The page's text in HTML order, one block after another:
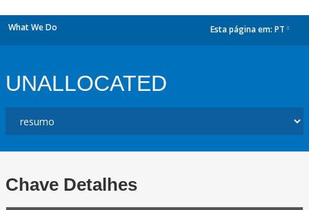
What We Do Esta página em: PT
UNALLOCATED
Chave Detalhes